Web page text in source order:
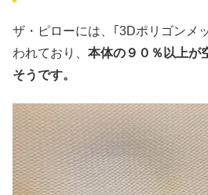
ザ・ピローには、｢3Dポリゴンメ
われており、 本体の９０％以上が
そうです。